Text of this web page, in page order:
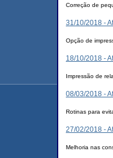
Correção de
31/10/2018 -
Opção de
18/10/2018 -
Impressão de
08/03/2018 -
Rotinas para
27/02/2018 -
Melhoria nas